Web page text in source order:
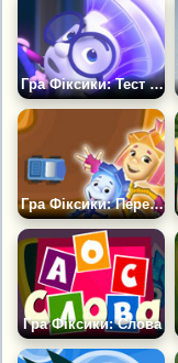
Гра Фіксики: Тест Пам'яті
Гра Фіксики: Перегони
Гра Фіксики: Слова